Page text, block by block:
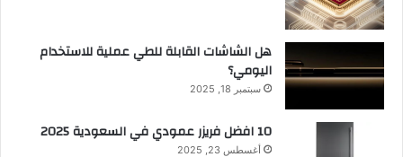
هل الشاشات القابلة للطي عملية للاستخدام
اليومي؟
سبتمبر 18, 2025
10 افضل فريزر عمودي​ في السعودية​ 2025
أغسطس 23, 2025